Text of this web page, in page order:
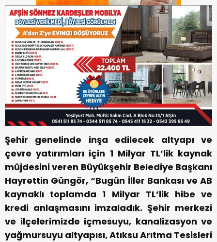
Şehir genelinde inşa edilecek altyapı ve
çevre yatırımları için 1 Milyar TL’lik kaynak
müjdesini veren Büyükşehir Belediye Başkanı
Hayrettin Güngör, “Bugün İller Bankası ve AB
kaynaklı toplamda 1 Milyar TL’lik hibe ve
kredi anlaşmasını imzaladık. Şehir merkezi
ve ilçelerimizde içmesuyu, kanalizasyon ve
yağmursuyu altyapısı, Atıksu Arıtma Tesisleri